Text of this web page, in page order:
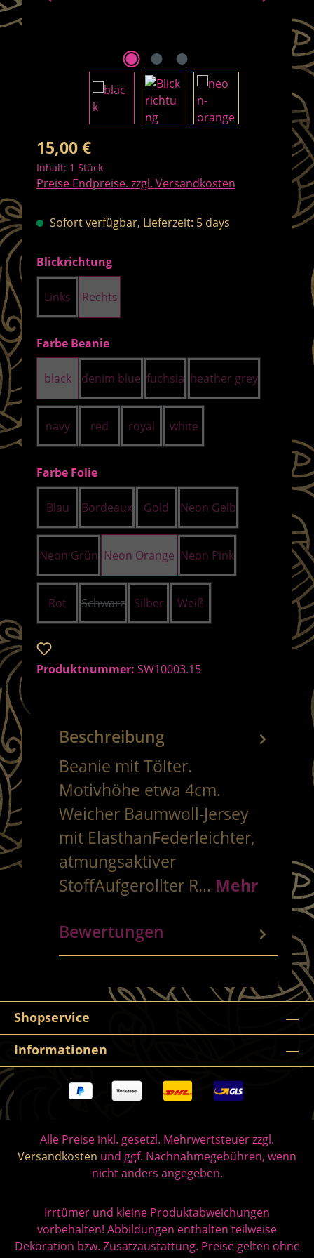
Regulärer Preis:
15,00 €
Inhalt: 1 Stück
Preise Endpreise. zzgl. Versandkosten
Sofort verfügbar, Lieferzeit: 5 days
Blickrichtungauswählen
Links Rechts
Farbe Beanieauswählen
black denim blue fuchsia heather grey
navy red royal white
Farbe Folieauswählen
Blau Bordeaux Gold Neon Gelb
Neon Grün Neon Orange Neon Pink
Rot Schwarz(Diese Option ist zurzeit nicht verfügbar.)
Silber Weiß
Produktnummer: SW10003.15
Beschreibung
Beanie mit Tölter.
Motivhöhe etwa 4cm.
Weicher Baumwoll-Jersey
mit ElasthanFederleichter,
atmungsaktiver
StoffAufgerollter R… Mehr
Bewertungen
Shopservice
Informationen
Alle Preise inkl. gesetzl. Mehrwertsteuer zzgl.
Versandkosten und ggf. Nachnahmegebühren, wenn
nicht anders angegeben.
Irrtümer und kleine Produktabweichungen
vorbehalten! Abbildungen enthalten teilweise
Dekoration bzw. Zusatzaustattung. Preise gelten ohne